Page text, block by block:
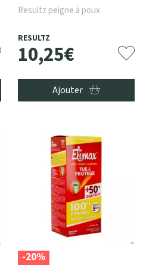
Resultz peigne à poux
RESULTZ
10,25€
Ajouter
-20%